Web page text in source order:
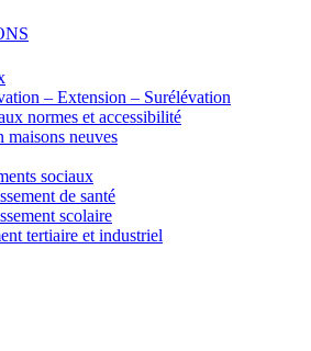
– Extension – Surélévation
normes et accessibilité
maisons neuves
sociaux
de santé
scolaire
tertiaire et industriel